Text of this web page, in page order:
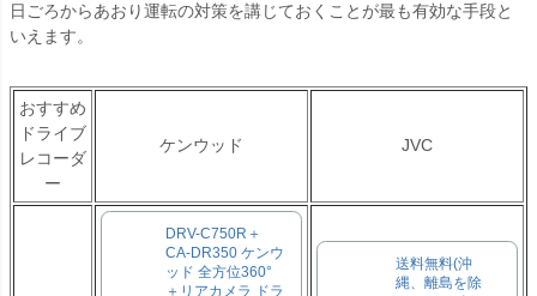
日ごろからあおり運転の対策を講じておくことが最も有効な手段と
いえます。
おすすめ
ドライブ
レコーダ
ー
ケンウッド JVC
DRV-C750R＋
CA-DR350 ケンウ
ッド 全方位360°
＋リアカメラ ドラ
送料無料(沖
縄、離島を除